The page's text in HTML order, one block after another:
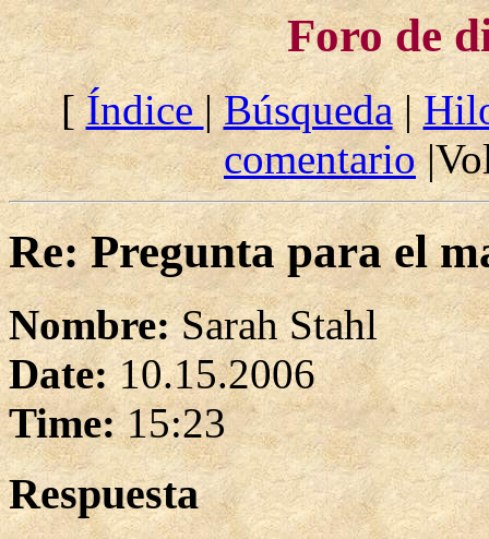
Foro de
[Índice|Búsqueda|
comentario
Re: Pregunta para el
Nombre:Sarah Stahl
Date:10.15.2006
Time:15:23
Respuesta